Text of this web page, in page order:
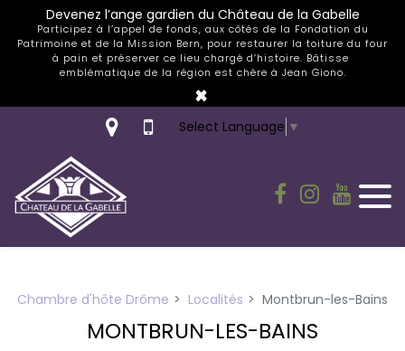
Devenez l’ange gardien du Château de la Gabelle
Participez à l’appel de fonds, aux côtés de la Fondation du
Patrimoine et de la Mission Bern, pour restaurer la toiture du four
à pain et préserver ce lieu chargé d’histoire. Bâtisse
emblématique de la région est chère à Jean Giono.
×
Select Language ▼
Chambre d'hôte Drôme Localités Montbrun-les-Bains
MONTBRUN-LES-BAINS
Panneau de gestion des cookies